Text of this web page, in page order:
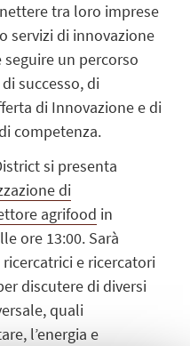
tra loro imprese
servizi di innovazione
un percorso
successo, di
di Innovazione e di
competenza.
si presenta
di
agrifood in
ore 13:00. Sarà
e ricercatori
discutere di diversi
quali
l’energia e